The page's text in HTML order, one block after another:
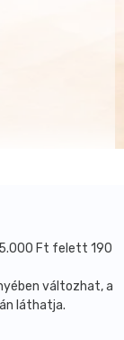
Ft felett 190
változhat, a
láthatja.